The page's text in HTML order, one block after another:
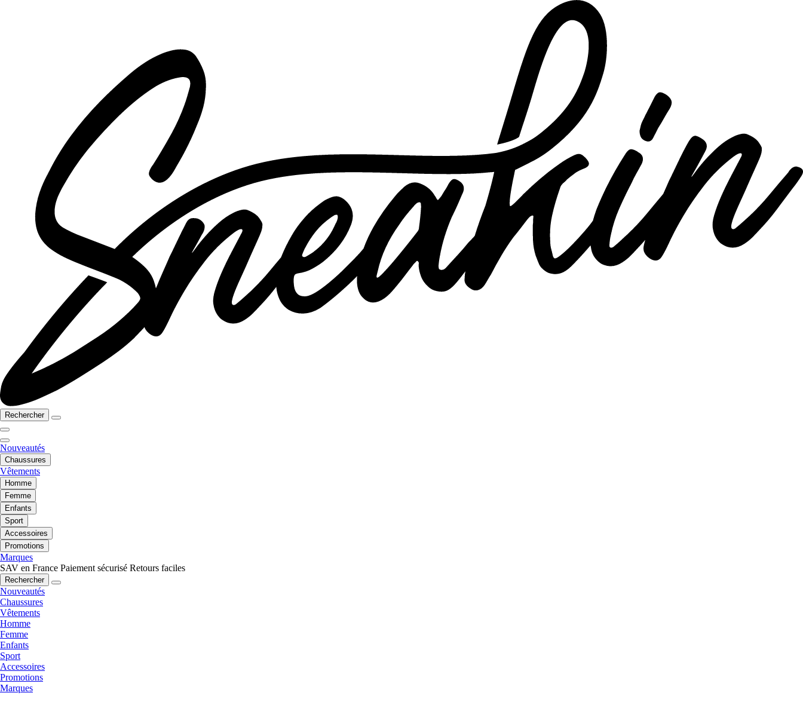
Rechercher
Nouveautés
Chaussures
Vêtements
Homme
Femme
Enfants
Sport
Accessoires
Promotions
Marques
SAV en France Paiement sécurisé Retours faciles
Rechercher
Nouveautés
Chaussures
Vêtements
Homme
Femme
Enfants
Sport
Accessoires
Promotions
Marques